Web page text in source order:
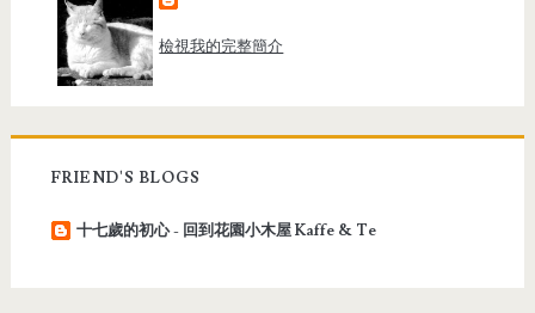
檢視我的完整簡介
FRIEND'S BLOGS
十七歲的初心 - 回到花園小木屋 Kaffe & Te